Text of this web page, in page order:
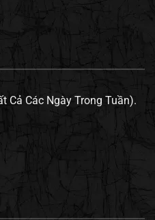
Cả Các Ngày Trong Tuần).